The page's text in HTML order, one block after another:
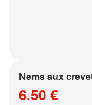
Nems aux
6.50 €